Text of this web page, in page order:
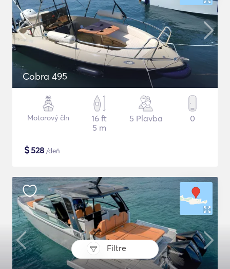
Filtre
Cobra 495
Motorový čln
16 ft
5 m
5 Plavba 0
$528 /deň